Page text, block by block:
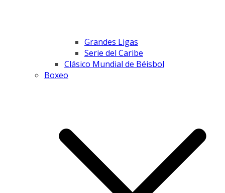
Grandes Ligas
Serie del Caribe
Clásico Mundial de Béisbol
Boxeo